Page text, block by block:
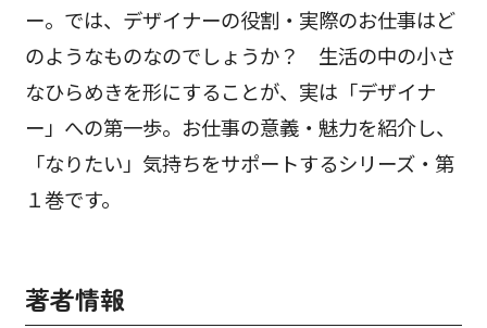
ー。では、デザイナーの役割・実際のお仕事はど
のようなものなのでしょうか？ 生活の中の小さ
なひらめきを形にすることが、実は「デザイナ
ー」への第一歩。お仕事の意義・魅力を紹介し、
「なりたい」気持ちをサポートするシリーズ・第
１巻です。
著者情報